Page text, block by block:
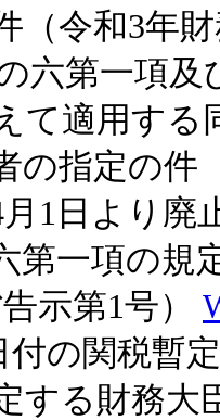
（令和3年
六第一項
て適用する
の指定の件
1日より廃
第一項の規
示第1号）
付の関税暫
する財務大